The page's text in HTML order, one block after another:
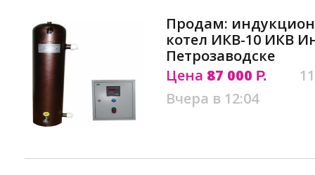
Продам:
котел ИКВ-10 ИКВ
Петрозаводске
Цена 87 000 Р.
Вчера в 12:04